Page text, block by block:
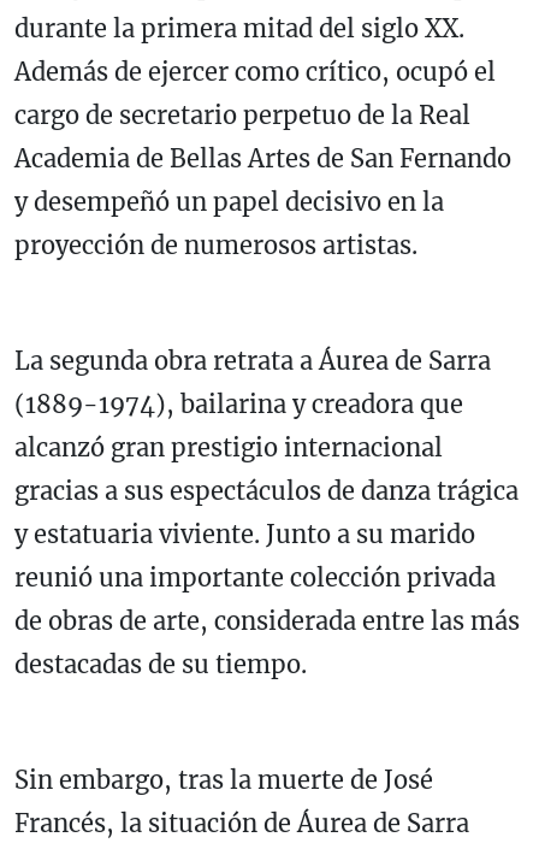
durante la primera mitad del siglo XX.
Además de ejercer como crítico, ocupó el
cargo de secretario perpetuo de la Real
Academia de Bellas Artes de San Fernando
y desempeñó un papel decisivo en la
proyección de numerosos artistas.
La segunda obra retrata a Áurea de Sarra
(1889-1974), bailarina y creadora que
alcanzó gran prestigio internacional
gracias a sus espectáculos de danza trágica
y estatuaria viviente. Junto a su marido
reunió una importante colección privada
de obras de arte, considerada entre las más
destacadas de su tiempo.
Sin embargo, tras la muerte de José
Francés, la situación de Áurea de Sarra